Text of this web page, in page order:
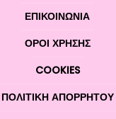
ΕΠΙΚΟΙΝΩΝΊΑ
ΌΡΟΙ ΧΡΉΣΗΣ
COOKIES
ΠΟΛΙΤΙΚΉ ΑΠΟΡΡΉΤΟΥ